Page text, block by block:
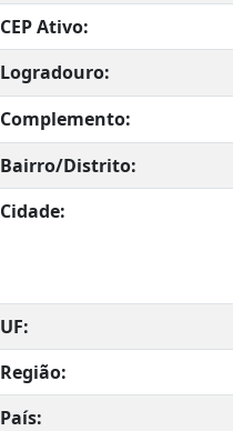
CEP Ativo:
Logradouro:
Complemento:
Bairro/Distrito:
Cidade:
UF:
Região:
País: